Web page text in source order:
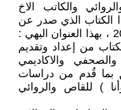
والكاتب الاخ
الكتاب الذي صدر عن
(دار الرفاه للطباعة والنشر ) 2025 ، بهذا العنوان البهي :
من إعداد وتقديم
والاكاديمي
بما قُدم من دراسات
) للقاص والروائي